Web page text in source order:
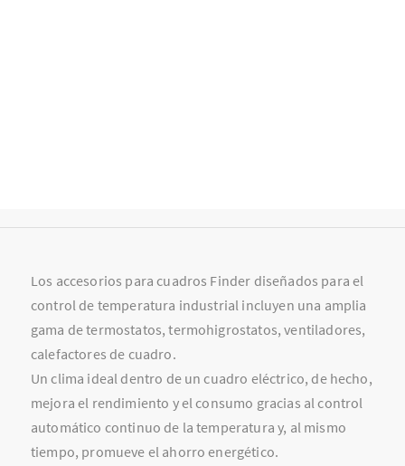
Los accesorios para cuadros Finder diseñados para el
control de temperatura industrial incluyen una amplia
gama de termostatos, termohigrostatos, ventiladores,
calefactores de cuadro.
Un clima ideal dentro de un cuadro eléctrico, de hecho,
mejora el rendimiento y el consumo gracias al control
automático continuo de la temperatura y, al mismo
tiempo, promueve el ahorro energético.